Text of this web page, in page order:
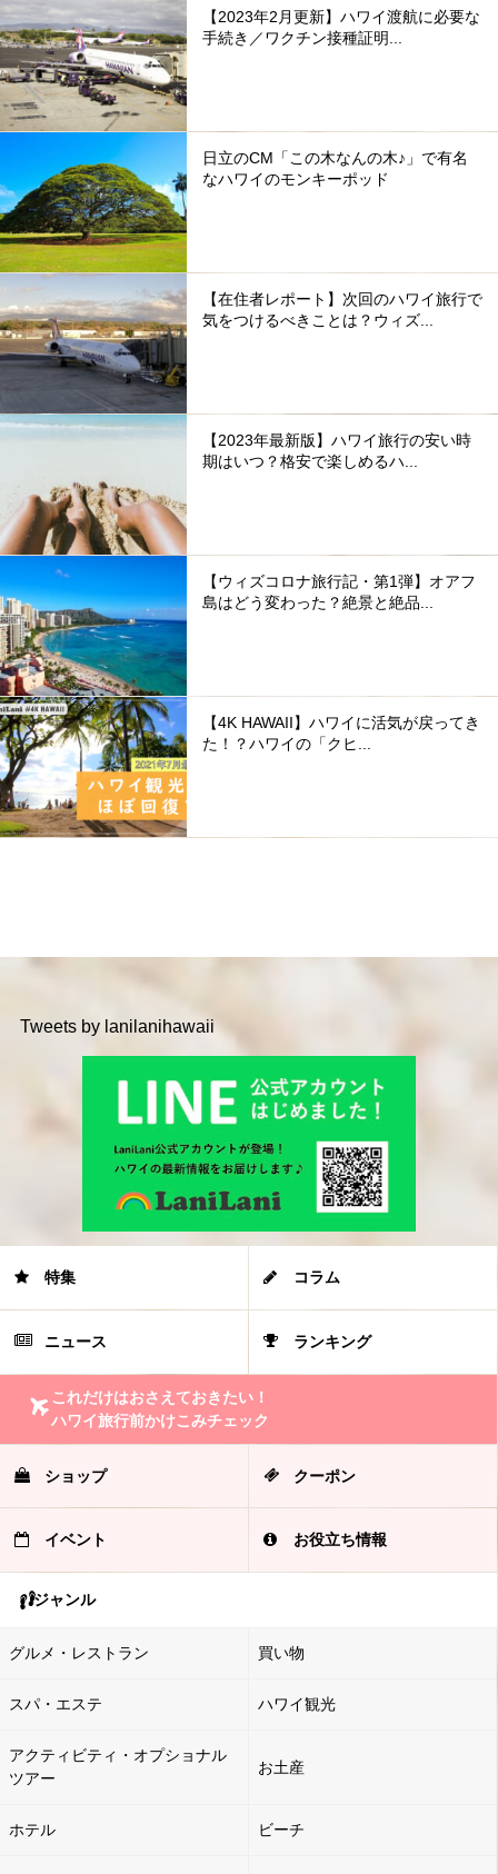
【2023年2月更新】ハワイ渡航に必要な
手続き／ワクチン接種証明...
日立のCM「この木なんの木♪」で有名
なハワイのモンキーポッド
【在住者レポート】次回のハワイ旅行で
気をつけるべきことは？ウィズ...
【2023年最新版】ハワイ旅行の安い時
期はいつ？格安で楽しめるハ...
【ウィズコロナ旅行記・第1弾】オアフ
島はどう変わった？絶景と絶品...
【4K HAWAII】ハワイに活気が戻ってき
た！？ハワイの「クヒ...
Tweets by lanilanihawaii
特集 コラム
ニュース ランキング
これだけはおさえておきたい！
ハワイ旅行前かけこみチェック
ショップ クーポン
イベント お役立ち情報
ジャンル
グルメ・レストラン 買い物
スパ・エステ ハワイ観光
アクティビティ・オプショナル
ツアー
お土産
ホテル ビーチ